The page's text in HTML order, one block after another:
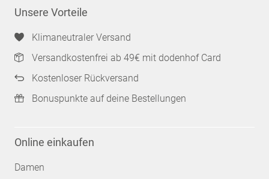
Unsere Vorteile
Klimaneutraler Versand
Versandkostenfrei ab 49€ mit dodenhof Card
Kostenloser Rückversand
Bonuspunkte auf deine Bestellungen
Online einkaufen
Damen